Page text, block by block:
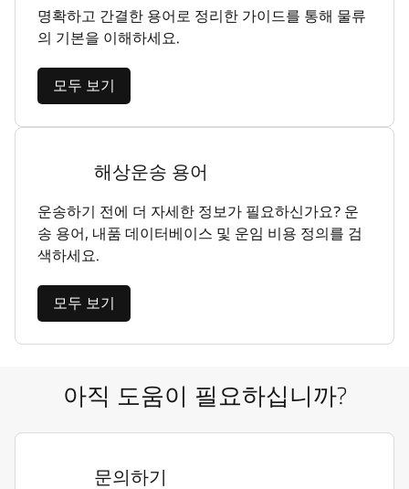
명확하고 간결한 용어로 정리한 가이드를 통해 물류
의 기본을 이해하세요.
모두 보기
해상운송 용어
운송하기 전에 더 자세한 정보가 필요하신가요? 운
송 용어, 내품 데이터베이스 및 운임 비용 정의를 검
색하세요.
모두 보기
아직 도움이 필요하십니까?
문의하기